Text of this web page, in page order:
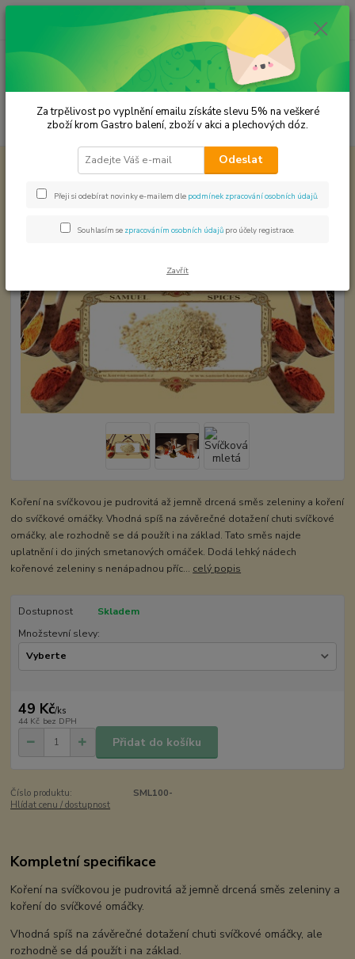
Menu
Hledat
ks
za 0,00 Kč
Koření od Samuela podle způsobu použití Svíčková mletá
Svíčková mletá
Koření na svíčkovou je pudrovitá až jemně drcená směs zeleniny a koření
do svíčkové omáčky. Vhodná spíš na závěrečné dotažení chuti svíčkové
omáčky, ale rozhodně se dá použít i na základ. Tato směs najde
uplatnění i do jiných smetanových omáček. Dodá lehký nádech
kořenové zeleniny s nenápadnou příc... celý popis
Dostupnost
Skladem
Množstevní slevy:
49 Kč/ks
44 Kč bez DPH
Přidat do košíku
Číslo produktu:
SML100-
Hlídat cenu / dostupnost
Kompletní specifikace
Koření na svíčkovou je pudrovitá až jemně drcená směs zeleniny a
koření do svíčkové omáčky.
Vhodná spíš na závěrečné dotažení chuti svíčkové omáčky, ale
rozhodně se dá použít i na základ.
Za trpělivost po vyplnění emailu získáte slevu 5% na veškeré
zboží krom Gastro balení, zboží v akci a plechových dóz.
Odeslat
Přeji si odebírat novinky e-mailem dle podmínek zpracování osobních údajů
Souhlasím se zpracováním osobních údajů pro účely registrace.
Zavřít